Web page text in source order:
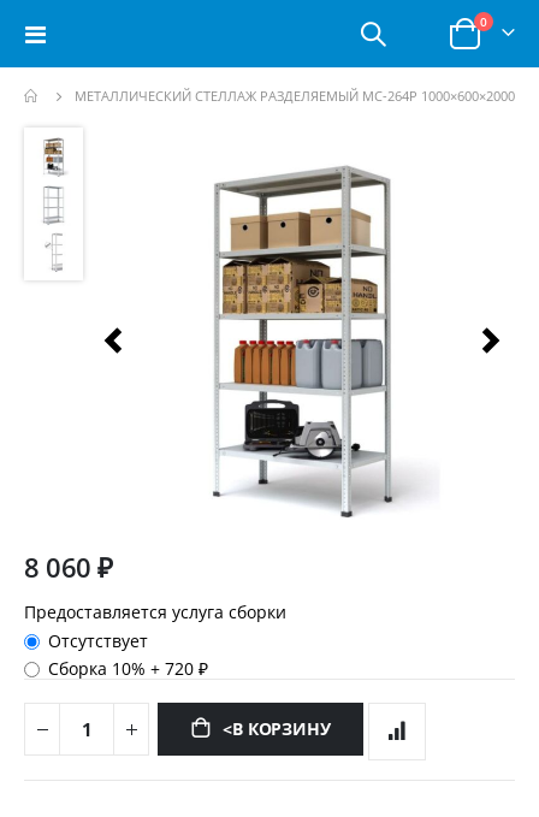
Toggle
Корзина
0позиции
МЕТАЛЛИЧЕСКИЙ СТЕЛЛАЖ РАЗДЕЛЯЕМЫЙ МС-264Р 1000×600×2000
Пропустить
перейти
галереям
изображений
8 060 ₽
Предоставляется услуга сборки
Отсутствует
Сборка 10%+720 ₽
<В КОРЗИНУ